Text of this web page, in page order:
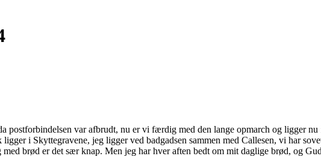
postforbindelsen var afbrudt, nu er vi færdig med den lange opmarch og ligger
i Skyttegravene, jeg ligger ved badgadsen sammen med Callesen, vi har
brød er det sær knap. Men jeg har hver aften bedt om mit daglige brød, og